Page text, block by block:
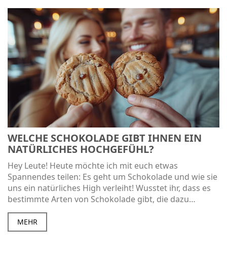
mit auf dieser süßen Reise durch die Welt der
Schokolade.
WELCHE SCHOKOLADE GIBT IHNEN EIN
NATÜRLICHES HOCHGEFÜHL?
Hey Leute! Heute möchte ich mit euch etwas
Spannendes teilen: Es geht um Schokolade und wie sie
uns ein natürliches High verleiht! Wusstet ihr, dass es
bestimmte Arten von Schokolade gibt, die dazu
beitragen können, Glücksgefühle zu wecken? In
diesem Blogbeitrag tauchen wir tief in dieses süße
Thema ein und ich teile mit euch meine Gedanken und
MEHR